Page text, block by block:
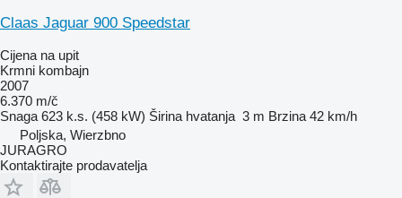
Claas Jaguar 900 Speedstar
Cijena na upit
Krmni kombajn
2007
6.370 m/č
Snaga 623 k.s. (458 kW) Širina hvatanja 3 m Brzina 42 km/h
Poljska, Wierzbno
JURAGRO
Kontaktirajte prodavatelja